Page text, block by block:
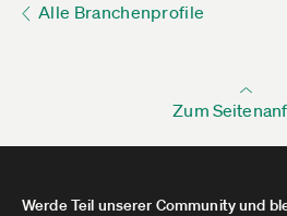
Alle Branchenprofile
Zum
Werde Teil unserer Community und